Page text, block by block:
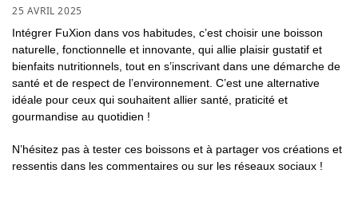
25 AVRIL 2025
Intégrer FuXion dans vos habitudes, c’est choisir une boisson
naturelle, fonctionnelle et innovante, qui allie plaisir gustatif et
bienfaits nutritionnels, tout en s’inscrivant dans une démarche de
santé et de respect de l’environnement. C’est une alternative
idéale pour ceux qui souhaitent allier santé, praticité et
gourmandise au quotidien !
N’hésitez pas à tester ces boissons et à partager vos créations et
ressentis dans les commentaires ou sur les réseaux sociaux !